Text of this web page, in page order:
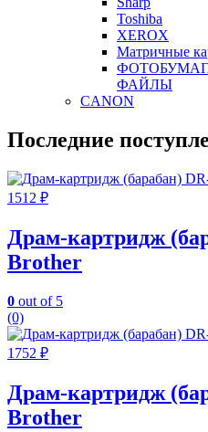
Toshiba
XEROX
Матричные
ФАЙЛЫ
CANON
Последние
1512 ₽
Драм-картридж
Brother
0 out of 5
(0)
1752 ₽
Драм-картридж
Brother